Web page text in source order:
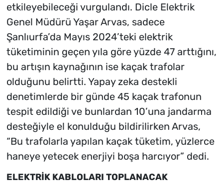
etkileyebileceği vurgulandı. Dicle Elektrik
Genel Müdürü Yaşar Arvas, sadece
Şanlıurfa’da Mayıs 2024’teki elektrik
tüketiminin geçen yıla göre yüzde 47 arttığını,
bu artışın kaynağının ise kaçak trafolar
olduğunu belirtti. Yapay zeka destekli
denetimlerde bir günde 45 kaçak trafonun
tespit edildiği ve bunlardan 10’una jandarma
desteğiyle el konulduğu bildirilirken Arvas,
“Bu trafolarla yapılan kaçak tüketim, yüzlerce
haneye yetecek enerjiyi boşa harcıyor” dedi.
ELEKTRİK KABLOLARI TOPLANACAK